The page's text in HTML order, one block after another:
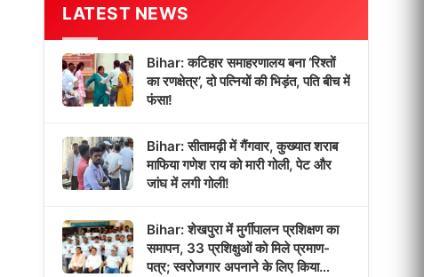
LATEST NEWS
Bihar: कटिहार समाहरणालय बना ‘रिश्तों
का रणक्षेत्र’, दो पत्नियों की भिड़ंत, पति बीच में
फंसा!
Bihar: सीतामढ़ी में गैंगवार, कुख्यात शराब
माफिया गणेश राय को मारी गोली, पेट और
जांघ में लगी गोली!
Bihar: शेखपुरा में मुर्गीपालन प्रशिक्षण का
समापन, 33 प्रशिक्षुओं को मिले प्रमाण-
पत्र; स्वरोजगार अपनाने के लिए किया